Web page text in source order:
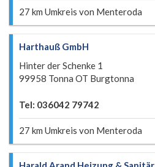
27 km Umkreis von Menteroda
Harthauß GmbH
Hinter der Schenke 1
99958 Tonna OT Burgtonna
Tel: 036042 79742
27 km Umkreis von Menteroda